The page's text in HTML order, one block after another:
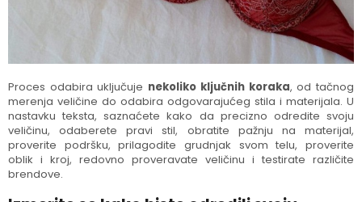
Proces odabira uključuje nekoliko ključnih koraka, od tačnog
merenja veličine do odabira odgovarajućeg stila i materijala. U
nastavku teksta, saznaćete kako da precizno odredite svoju
veličinu, odaberete pravi stil, obratite pažnju na materijal,
proverite podršku, prilagodite grudnjak svom telu, proverite
oblik i kroj, redovno proveravate veličinu i testirate različite
brendove.